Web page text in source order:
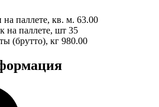
паллете, кв. м. 63.00
на паллете, шт 35
(брутто), кг 980.00